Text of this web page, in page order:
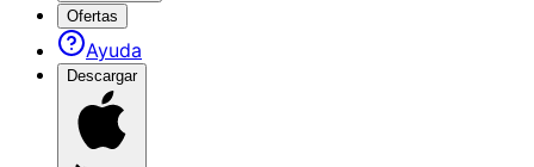
Ofertas
Ayuda
Descargar